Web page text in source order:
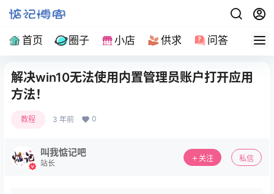
首页 圈子 小店 供求 问答 导航
解决win10无法使用内置管理员账户打开应用
方法！
教程 3 年前 0
叫我惦记吧
站长
关注 私信